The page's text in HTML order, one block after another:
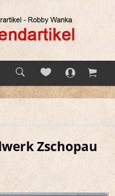
Zschopau